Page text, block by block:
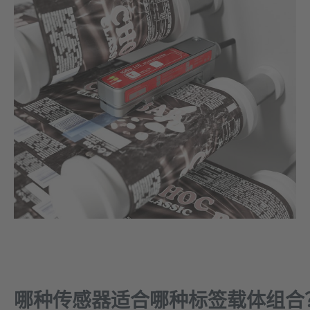
哪种传感器适合哪种标签载体组合